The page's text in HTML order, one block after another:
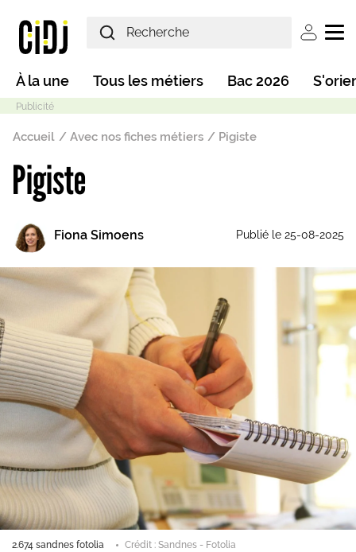
User
Main navigation
À la une Tous les métiers Bac 2026
Fil d'Ariane
Accueil Avec nos fiches métiers Pigiste
Pigiste
Fiona Simoens Publié le 25-08-2025
2.674 sandnes fotolia Crédit : Sandnes - Fotolia